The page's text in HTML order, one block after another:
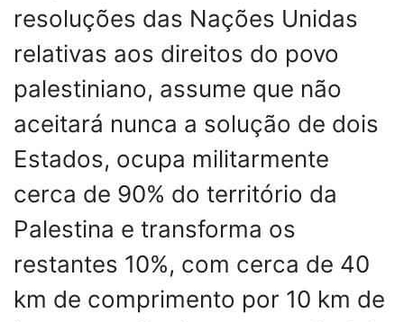
resoluções das Nações Unidas
relativas aos direitos do povo
palestiniano, assume que não
aceitará nunca a solução de dois
Estados, ocupa militarmente
cerca de 90% do território da
Palestina e transforma os
restantes 10%, com cerca de 40
km de comprimento por 10 km de